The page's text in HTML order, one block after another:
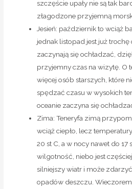
szczęście upały nie są tak
złagodzone przyjemną
Jesień: październik to wciąż
jednak listopad jest już trochę
zaczynają się ochładzać,
przyjemny czas na wizytę. O
więcej osób starszych, które
spędzać czasu w wysokich
oceanie zaczyna się
Zima: Teneryfa zimą
wciąż ciepło, lecz
20 st C, a w nocy nawet do 17
wilgotność, niebo jest
silniejszy wiatr i może
opadów deszczu.